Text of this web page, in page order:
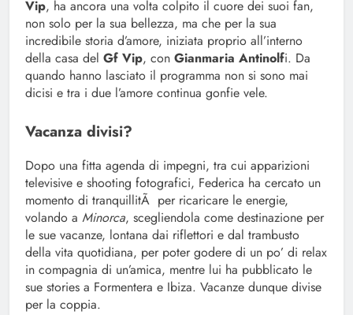
Vip, ha ancora una volta colpito il cuore dei suoi fan,
non solo per la sua bellezza, ma che per la sua
incredibile storia d’amore, iniziata proprio all’interno
della casa del Gf Vip, con Gianmaria Antinolfi. Da
quando hanno lasciato il programma non si sono mai
dicisi e tra i due l’amore continua gonfie vele.
Vacanza divisi?
Dopo una fitta agenda di impegni, tra cui apparizioni
televisive e shooting fotografici, Federica ha cercato un
momento di tranquillitÃ per ricaricare le energie,
volando a Minorca, scegliendola come destinazione per
le sue vacanze, lontana dai riflettori e dal trambusto
della vita quotidiana, per poter godere di un po’ di relax
in compagnia di un’amica, mentre lui ha pubblicato le
sue stories a Formentera e Ibiza. Vacanze dunque divise
per la coppia.